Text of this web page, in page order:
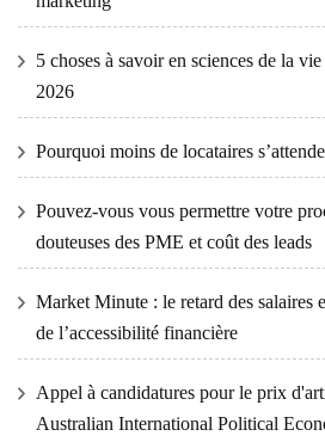
5 choses à savoir en sciences de la
2026
Pourquoi moins de locataires
Pouvez-vous vous permettre votre
douteuses des PME et coût des leads
Market Minute : le retard des salaires
de l’accessibilité financière
Appel à candidatures pour le prix
Australian International Political